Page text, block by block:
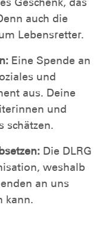
auch die
Lebensretter.
Eine Spende an
und
aus. Deine
und
schätzen.
Die DLRG
weshalb
an uns
kann.